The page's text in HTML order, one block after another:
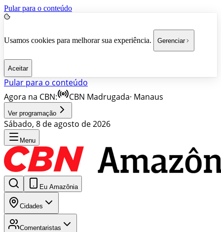
Pular para o conteúdo
Usamos cookies para melhorar sua experiência. Gerenciar
Aceitar
Pular para o conteúdo
Agora na CBN:
CBN Madrugada· Manaus
Ver programação
Sábado, 8 de agosto de 2026
Menu
Eu Amazônia
Cidades
Comentaristas